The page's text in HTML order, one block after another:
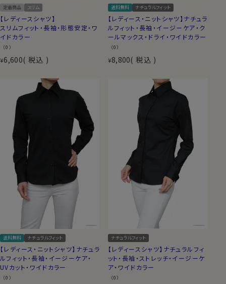
定番商品 スリム
【レディースシャツ】
スリムフィット・長袖・形態安定・ワ
イドカラー
（0）
¥6,600 税込
送料無料 ナチュラルフィット
【レディース・ニットシャツ】ナチュラ
ルフィット・長袖・イージーケア・ク
ールマックス・ドライ・ワイドカラー
（0）
¥8,800 税込
送料無料 ナチュラルフィット
【レディース・ニットシャツ】ナチュラ
ルフィット・長袖・イージーケア・
UVカット・ワイドカラー
（0）
ナチュラルフィット
【レディースシャツ】ナチュラルフィ
ット・長袖・ストレッチ・イージーケ
ア・ワイドカラー
（0）